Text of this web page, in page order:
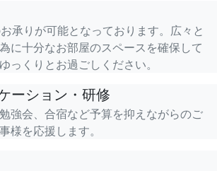
承りが可能となっております。広々と
に十分なお部屋のスペースを確保して
っくりとお過ごしください。
ーション・研修
強会、合宿など予算を抑えながらのご
様を応援します。